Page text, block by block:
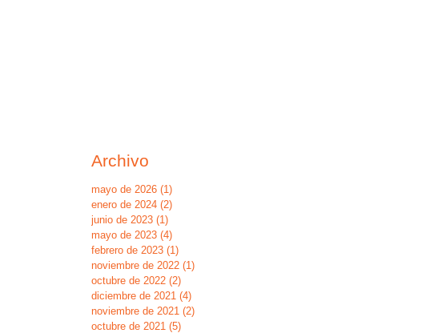
Archivo
mayo de 2026 (1)
enero de 2024 (2)
junio de 2023 (1)
mayo de 2023 (4)
febrero de 2023 (1)
noviembre de 2022 (1)
octubre de 2022 (2)
diciembre de 2021 (4)
noviembre de 2021 (2)
octubre de 2021 (5)